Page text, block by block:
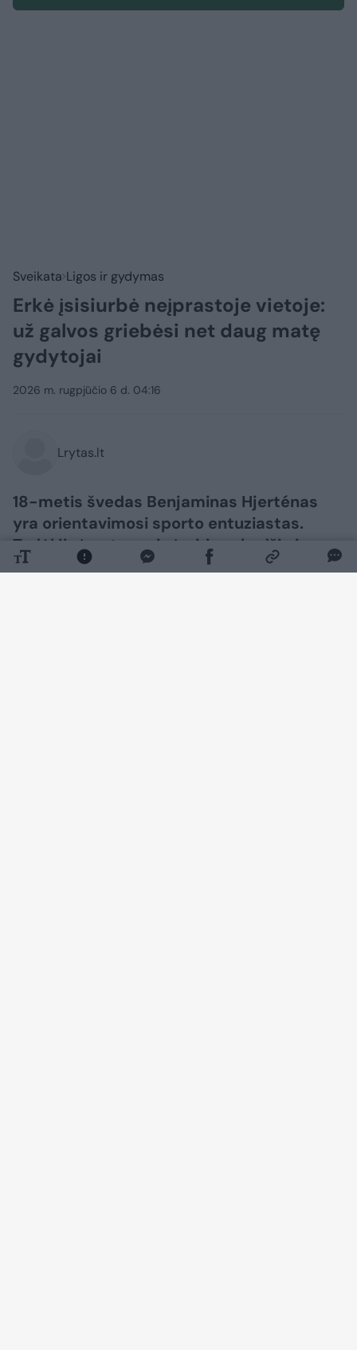
Sveikata Ligos ir gydymas
Erkė įsisiurbė neįprastoje vietoje:
už galvos griebėsi net daug matę
gydytojai
2026 m. rugpjūčio 6 d. 04:16
Lrytas.lt
18-metis švedas Benjaminas Hjerténas
yra orientavimosi sporto entuziastas.
Todėl jis įpratęs prie įvairių vabzdžių ir
parazitų. Tačiau vaikinui erkė įsisiurbė